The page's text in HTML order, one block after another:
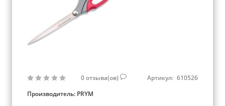
0отзыва(ов) Артикул: 610526
Производитель: PRYM